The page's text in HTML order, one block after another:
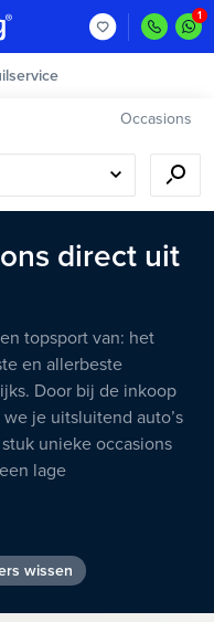
Occasions
direct uit
topsport van: het
en allerbeste
Door bij de inkoop
je uitsluitend auto’s
unieke occasions
lage
wissen